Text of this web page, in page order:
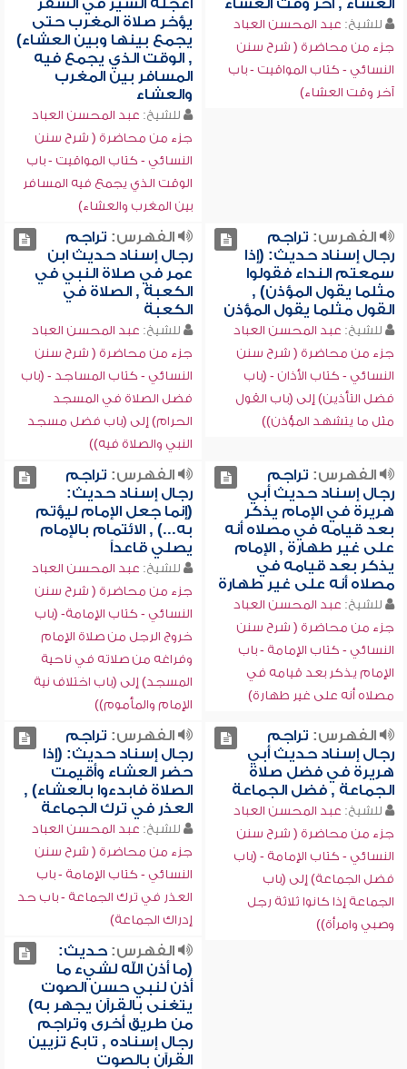
العشاء , آخر وقت العشاء
للشيخ: عبد المحسن العباد
جزء من محاضرة ( شرح سنن
النسائي - كتاب المواقيت - باب
آخر وقت العشاء)
أعجله السير في السفر
يؤخر صلاة المغرب حتى
يجمع بينها وبين العشاء)
, الوقت الذي يجمع فيه
المسافر بين المغرب
والعشاء
للشيخ: عبد المحسن العباد
جزء من محاضرة ( شرح سنن
النسائي - كتاب المواقيت - باب
الوقت الذي يجمع فيه المسافر
بين المغرب والعشاء)
الفهرس: تراجم
رجال إسناد حديث: (إذا
سمعتم النداء فقولوا
مثلما يقول المؤذن) ,
القول مثلما يقول المؤذن
للشيخ: عبد المحسن العباد
جزء من محاضرة ( شرح سنن
النسائي - كتاب الأذان - (باب
فضل التأذين) إلى (باب القول
مثل ما يتشهد المؤذن))
الفهرس: تراجم
رجال إسناد حديث ابن
عمر في صلاة النبي في
الكعبة , الصلاة في
الكعبة
للشيخ: عبد المحسن العباد
جزء من محاضرة ( شرح سنن
النسائي - كتاب المساجد - (باب
فضل الصلاة في المسجد
الحرام) إلى (باب فضل مسجد
النبي والصلاة فيه))
الفهرس: تراجم
رجال إسناد حديث أبي
هريرة في الإمام يذكر
بعد قيامه في مصلاه أنه
على غير طهارة , الإمام
يذكر بعد قيامه في
مصلاه أنه على غير طهارة
للشيخ: عبد المحسن العباد
جزء من محاضرة ( شرح سنن
النسائي - كتاب الإمامة - باب
الإمام يذكر بعد قيامه في
مصلاه أنه على غير طهارة)
الفهرس: تراجم
رجال إسناد حديث:
(إنما جعل الإمام ليؤتم
به...) , الائتمام بالإمام
يصلي قاعداً
للشيخ: عبد المحسن العباد
جزء من محاضرة ( شرح سنن
النسائي - كتاب الإمامة- (باب
خروج الرجل من صلاة الإمام
وفراغه من صلاته في ناحية
المسجد) إلى (باب اختلاف نية
الإمام والمأموم))
الفهرس: تراجم
رجال إسناد حديث أبي
هريرة في فضل صلاة
الجماعة , فضل الجماعة
للشيخ: عبد المحسن العباد
جزء من محاضرة ( شرح سنن
النسائي - كتاب الإمامة - (باب
فضل الجماعة) إلى (باب
الجماعة إذا كانوا ثلاثة رجل
وصبي وامرأة))
الفهرس: تراجم
رجال إسناد حديث: (إذا
حضر العشاء وأقيمت
الصلاة فابدءوا بالعشاء) ,
العذر في ترك الجماعة
للشيخ: عبد المحسن العباد
جزء من محاضرة ( شرح سنن
النسائي - كتاب الإمامة - باب
العذر في ترك الجماعة - باب حد
إدراك الجماعة)
الفهرس:حديث:
(ما أذن الله لشيء ما
أذن لنبي حسن الصوت
يتغنى بالقرآن يجهر به)
من طريق أخرى وتراجم
رجال إسناده , تابع تزيين
القرآن بالصوت